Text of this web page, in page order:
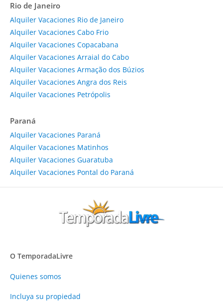
Rio de Janeiro
Alquiler Vacaciones Rio de Janeiro
Alquiler Vacaciones Cabo Frio
Alquiler Vacaciones Copacabana
Alquiler Vacaciones Arraial do Cabo
Alquiler Vacaciones Armação dos Búzios
Alquiler Vacaciones Angra dos Reis
Alquiler Vacaciones Petrópolis
Paraná
Alquiler Vacaciones Paraná
Alquiler Vacaciones Matinhos
Alquiler Vacaciones Guaratuba
Alquiler Vacaciones Pontal do Paraná
O TemporadaLivre
Quienes somos
Incluya su propiedad